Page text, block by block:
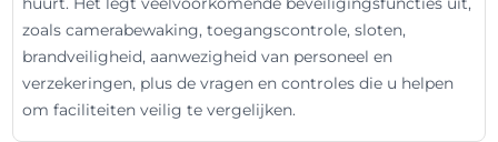
zoals camerabewaking, toegangscontrole, sloten,
brandveiligheid, aanwezigheid van personeel en
verzekeringen, plus de vragen en controles die u helpen
om faciliteiten veilig te vergelijken.